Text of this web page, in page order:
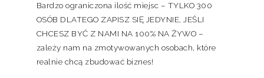
Bardzo ograniczona ilość miejsc – TYLKO 300
OSÓB DLATEGO ZAPISZ SIĘ JEDYNIE, JEŚLI
CHCESZ BYĆ Z NAMI NA 100% NA ŻYWO –
zależy nam na zmotywowanych osobach, które
realnie chcą zbudować biznes!